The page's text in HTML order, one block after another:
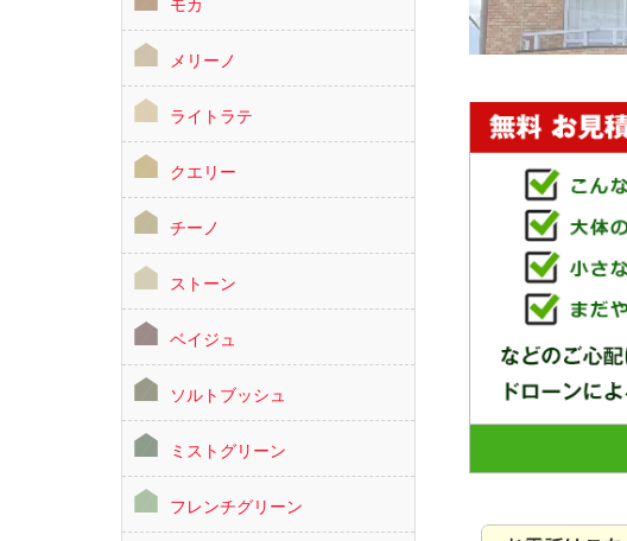
メリーノ
ライトラテ
クエリー
チーノ
ストーン
ベイジュ
ソルトブッシュ
ミストグリーン
フレンチグリーン